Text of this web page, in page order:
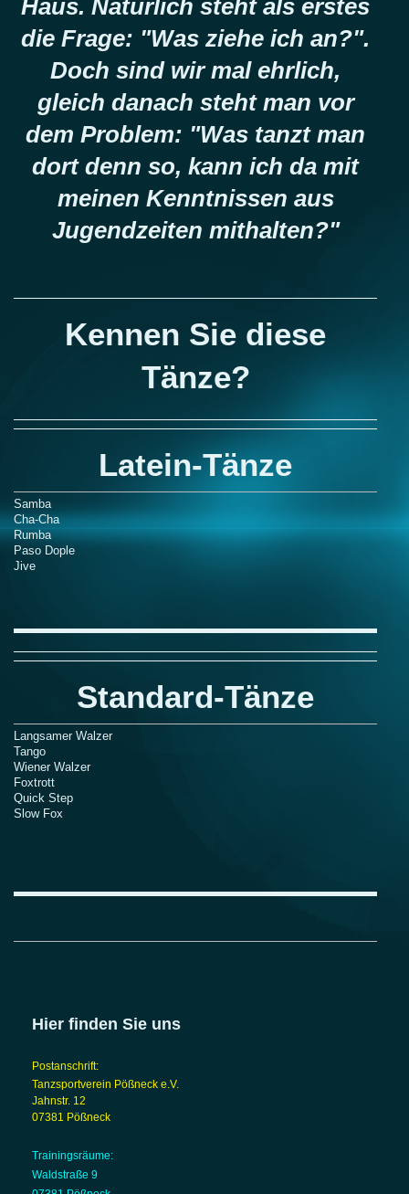
Haus. Natürlich steht als erstes
die Frage: "Was ziehe ich an?".
Doch sind wir mal ehrlich,
gleich danach steht man vor
dem Problem: "Was tanzt man
dort denn so, kann ich da mit
meinen Kenntnissen aus
Jugendzeiten mithalten?"
Kennen Sie diese
Tänze?
Latein-Tänze
Samba
Cha-Cha
Rumba
Paso Dople
Jive
Standard-Tänze
Langsamer Walzer
Tango
Wiener Walzer
Foxtrott
Quick Step
Slow Fox
Hier finden Sie uns
Postanschrift:
Tanzsportverein Pößneck e.V.
Jahnstr. 12
07381 Pößneck
Trainingsräume:
Waldstraße 9